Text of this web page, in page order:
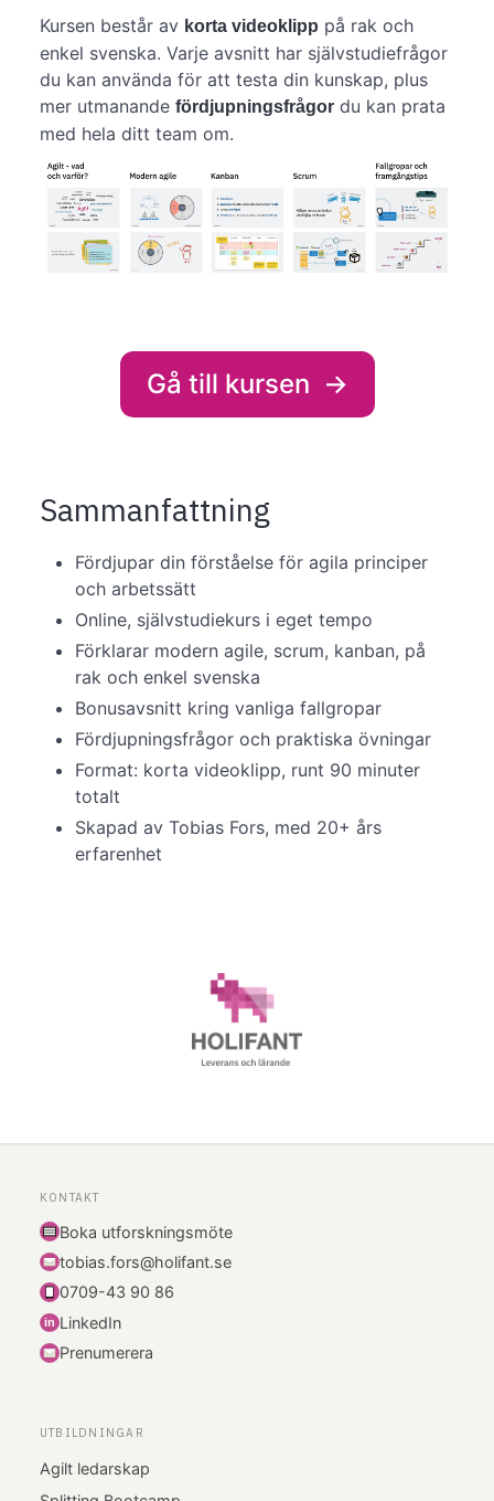
Kursen består av korta videoklipp på rak och
enkel svenska. Varje avsnitt har självstudiefrågor
du kan använda för att testa din kunskap, plus
mer utmanande fördjupningsfrågor du kan prata
med hela ditt team om.
Gå till kursen →
Sammanfattning
Fördjupar din förståelse för agila principer
och arbetssätt
Online, självstudiekurs i eget tempo
Förklarar modern agile, scrum, kanban, på
rak och enkel svenska
Bonusavsnitt kring vanliga fallgropar
Fördjupningsfrågor och praktiska övningar
Format: korta videoklipp, runt 90 minuter
totalt
Skapad av Tobias Fors, med 20+ års
erfarenhet
KONTAKT
Boka utforskningsmöte
tobias.fors@holifant.se
0709-43 90 86
in LinkedIn
Prenumerera
UTBILDNINGAR
Agilt ledarskap